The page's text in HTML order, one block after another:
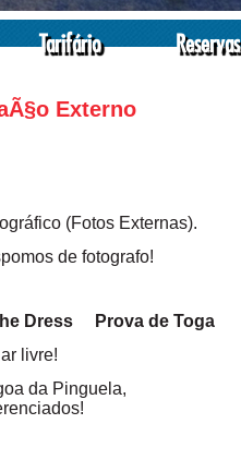
Tarifário Reservas
Externo
(Fotos Externas).
de fotografo!
Dress Prova de Toga
livre!
da Pinguela,